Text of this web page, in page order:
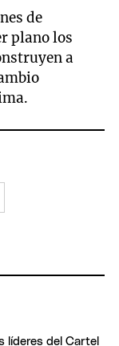
de
plano los
a
líderes del Cartel